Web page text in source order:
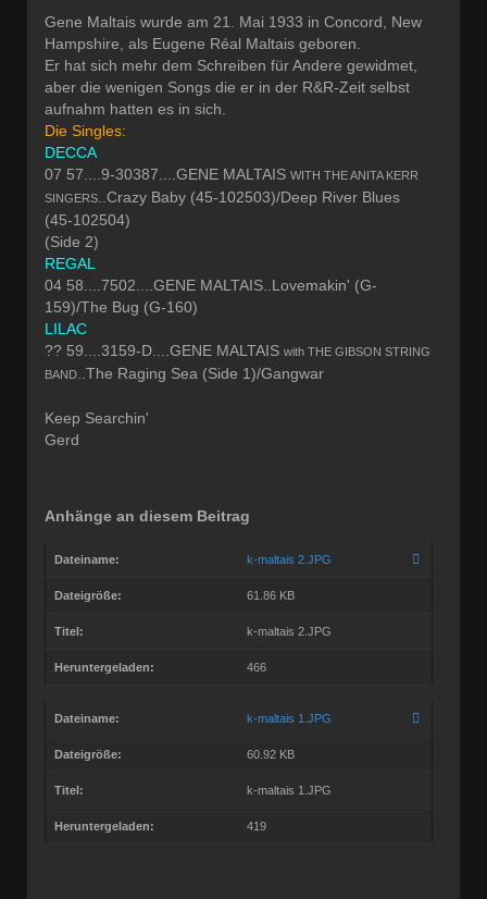
Gene Maltais wurde am 21. Mai 1933 in Concord, New
Hampshire, als Eugene Réal Maltais geboren.
Er hat sich mehr dem Schreiben für Andere gewidmet,
aber die wenigen Songs die er in der R&R-Zeit selbst
aufnahm hatten es in sich.
Die Singles:
DECCA
07 57....9-30387....GENE MALTAIS WITH THE ANITA KERR
SINGERS
..Crazy Baby (45-102503)/Deep River Blues
(45-102504)
(Side 2)
REGAL
04 58....7502....GENE MALTAIS..Lovemakin' (G-
159)/The Bug (G-160)
LILAC
?? 59....3159-D....GENE MALTAIS with THE GIBSON STRING
BAND
..The Raging Sea (Side 1)/Gangwar
Keep Searchin'
Gerd
Anhänge an diesem Beitrag
Dateiname: k-maltais 2.JPG
Dateigröße: 61.86 KB
Titel: k-maltais 2.JPG
Heruntergeladen: 466
Dateiname: k-maltais 1.JPG
Dateigröße: 60.92 KB
Titel: k-maltais 1.JPG
Heruntergeladen: 419